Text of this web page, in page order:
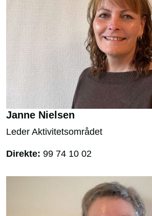
Janne Nielsen
Leder Aktivitetsområdet
Direkte: 99 74 10 02